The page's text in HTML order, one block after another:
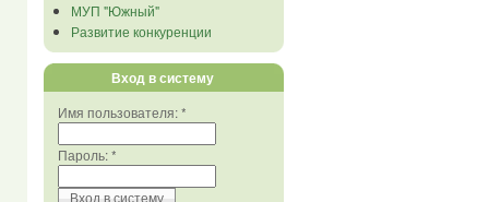
МУП "Южный"
Развитие конкуренции
Вход в систему
Имя пользователя:*
Пароль:*